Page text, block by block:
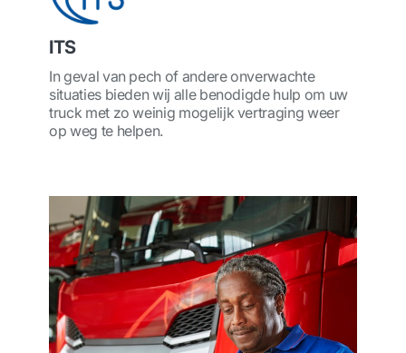
ITS
In geval van pech of andere onverwachte
situaties bieden wij alle benodigde hulp om uw
truck met zo weinig mogelijk vertraging weer
op weg te helpen.